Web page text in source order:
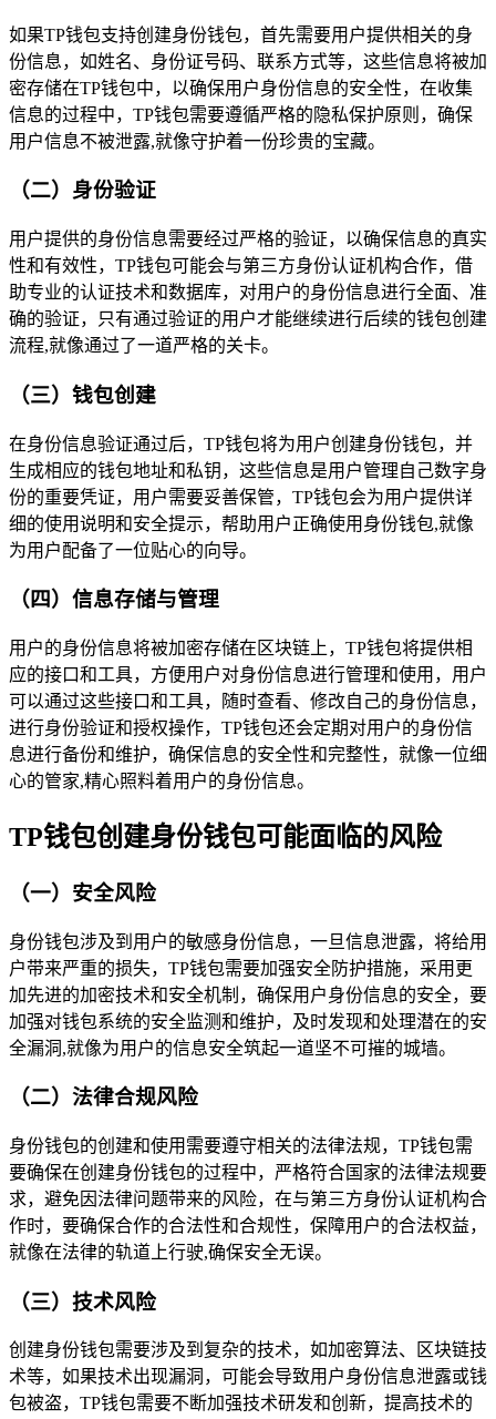
如果TP钱包支持创建身份钱包，首先需要用户提供相关的身
份信息，如姓名、身份证号码、联系方式等，这些信息将被加
密存储在TP钱包中，以确保用户身份信息的安全性，在收集
信息的过程中，TP钱包需要遵循严格的隐私保护原则，确保
用户信息不被泄露,就像守护着一份珍贵的宝藏。
（二）身份验证
用户提供的身份信息需要经过严格的验证，以确保信息的真实
性和有效性，TP钱包可能会与第三方身份认证机构合作，借
助专业的认证技术和数据库，对用户的身份信息进行全面、准
确的验证，只有通过验证的用户才能继续进行后续的钱包创建
流程,就像通过了一道严格的关卡。
（三）钱包创建
在身份信息验证通过后，TP钱包将为用户创建身份钱包，并
生成相应的钱包地址和私钥，这些信息是用户管理自己数字身
份的重要凭证，用户需要妥善保管，TP钱包会为用户提供详
细的使用说明和安全提示，帮助用户正确使用身份钱包,就像
为用户配备了一位贴心的向导。
（四）信息存储与管理
用户的身份信息将被加密存储在区块链上，TP钱包将提供相
应的接口和工具，方便用户对身份信息进行管理和使用，用户
可以通过这些接口和工具，随时查看、修改自己的身份信息，
进行身份验证和授权操作，TP钱包还会定期对用户的身份信
息进行备份和维护，确保信息的安全性和完整性，就像一位细
心的管家,精心照料着用户的身份信息。
TP钱包创建身份钱包可能面临的风险
（一）安全风险
身份钱包涉及到用户的敏感身份信息，一旦信息泄露，将给用
户带来严重的损失，TP钱包需要加强安全防护措施，采用更
加先进的加密技术和安全机制，确保用户身份信息的安全，要
加强对钱包系统的安全监测和维护，及时发现和处理潜在的安
全漏洞,就像为用户的信息安全筑起一道坚不可摧的城墙。
（二）法律合规风险
身份钱包的创建和使用需要遵守相关的法律法规，TP钱包需
要确保在创建身份钱包的过程中，严格符合国家的法律法规要
求，避免因法律问题带来的风险，在与第三方身份认证机构合
作时，要确保合作的合法性和合规性，保障用户的合法权益，
就像在法律的轨道上行驶,确保安全无误。
（三）技术风险
创建身份钱包需要涉及到复杂的技术，如加密算法、区块链技
术等，如果技术出现漏洞，可能会导致用户身份信息泄露或钱
包被盗，TP钱包需要不断加强技术研发和创新，提高技术的